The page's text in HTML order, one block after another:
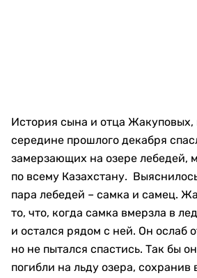
История сына и отца Жакуповых,
середине прошлого декабря
замерзающих на озере лебедей,
по всему Казахстану.
пара лебедей – самка и самец.
то, что, когда самка вмерзла в
и остался рядом с ней. Он ослаб
но не пытался спастись. Так бы
погибли на льду озера, сохранив